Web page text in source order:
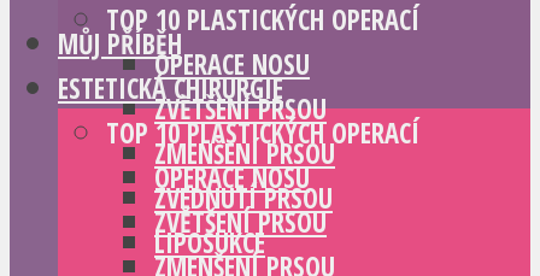
TOP 10 PLASTICKÝCH OPERACÍ
OPERACE NOSU
ZVĚTŠENÍ PRSOU
ZMENŠENÍ PRSOU
ZVEDNUTÍ PRSOU
LIPOSUKCE
MŮJ PŘÍBĚH
ESTETICKÁ CHIRURGIE
TOP 10 PLASTICKÝCH OPERACÍ
OPERACE NOSU
ZVĚTŠENÍ PRSOU
ZMENŠENÍ PRSOU